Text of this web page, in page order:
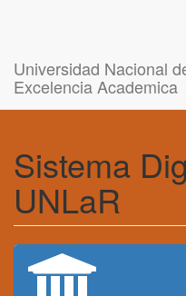
Universidad Nacional
Excelencia Academica
Sistema
UNLaR